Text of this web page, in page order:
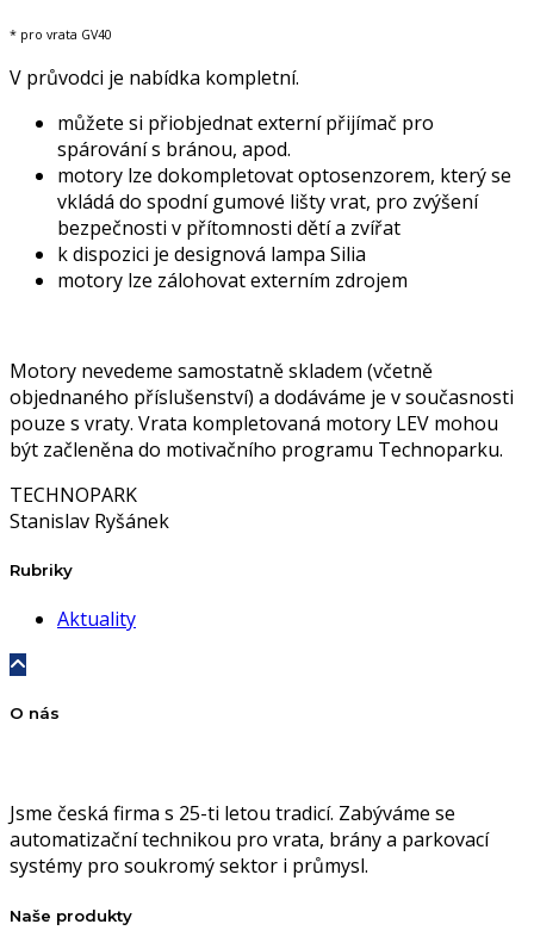
* pro vrata GV40
V průvodci je nabídka kompletní.
můžete si přiobjednat externí přijímač pro
spárování s bránou, apod.
motory lze dokompletovat optosenzorem, který se
vkládá do spodní gumové lišty vrat, pro zvýšení
bezpečnosti v přítomnosti dětí a zvířat
k dispozici je designová lampa Silia
motory lze zálohovat externím zdrojem
Motory nevedeme samostatně skladem (včetně
objednaného příslušenství) a dodáváme je v současnosti
pouze s vraty. Vrata kompletovaná motory LEV mohou
být začleněna do motivačního programu Technoparku.
TECHNOPARK
Stanislav Ryšánek
Rubriky
Aktuality
O nás
Jsme česká firma s 25-ti letou tradicí. Zabýváme se
automatizační technikou pro vrata, brány a parkovací
systémy pro soukromý sektor i průmysl.
Naše produkty